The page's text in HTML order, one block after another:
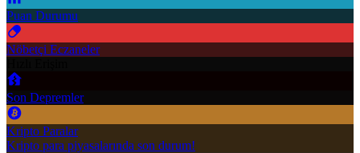
Puan Durumu
Nöbetçi Eczaneler
Son Depremler
Kripto Paralar
Kripto para piyasalarında son durum!